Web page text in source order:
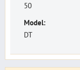
50
Model:
DT